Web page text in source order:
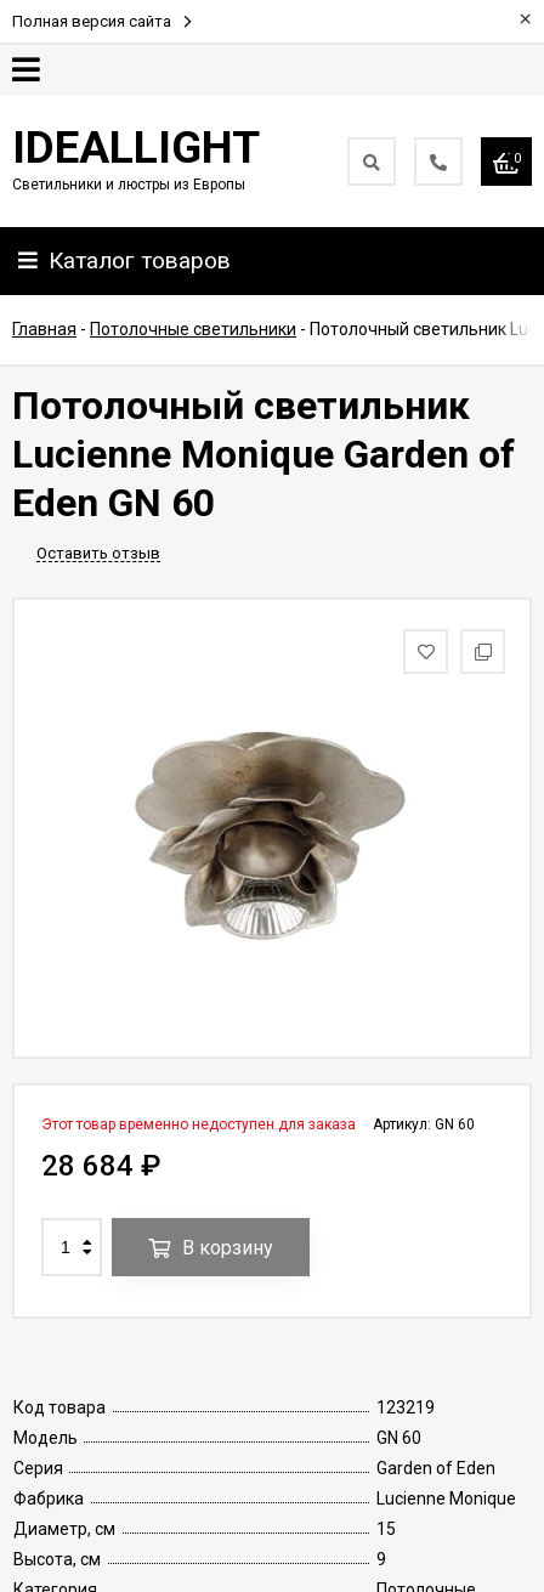
Полная версия сайта ×
Партнерам
Доставка
IDEALLIGHT
Светильники и люстры из Европы
0
Каталог товаров
Главная - Потолочные светильники - Потолочный светильник
Потолочный светильник
Lucienne Monique Garden of
Eden GN 60
Оставить отзыв
Код товара
123219
Модель
GN 60
Серия
Garden of Eden
Фабрика
Lucienne Monique
Диаметр, см
15
Высота, см
9
Артикул: GN 60
Этот товар временно недоступен для заказа
28 684 ₽
В корзину